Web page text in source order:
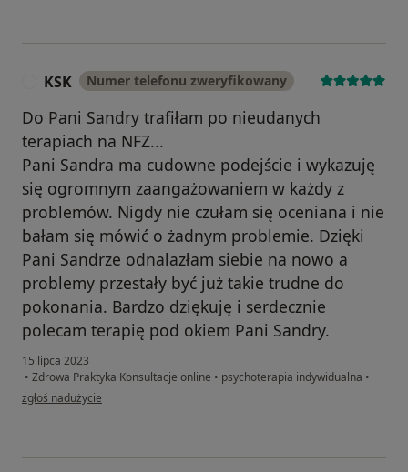
KSK Numer telefonu zweryfikowany
Do Pani Sandry trafiłam po nieudanych
terapiach na NFZ...
Pani Sandra ma cudowne podejście i wykazuję
się ogromnym zaangażowaniem w każdy z
problemów. Nigdy nie czułam się oceniana i nie
bałam się mówić o żadnym problemie. Dzięki
Pani Sandrze odnalazłam siebie na nowo a
problemy przestały być już takie trudne do
pokonania. Bardzo dziękuję i serdecznie
polecam terapię pod okiem Pani Sandry.
15 lipca 2023
• Zdrowa Praktyka Konsultacje online • psychoterapia indywidualna •
w opinii użytkownika KSK
zgłoś nadużycie